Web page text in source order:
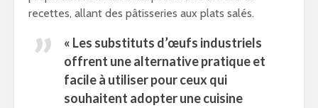
recettes, allant des pâtisseries aux plats salés.
« Les substituts d’œufs industriels
offrent une alternative pratique et
facile à utiliser pour ceux qui
souhaitent adopter une cuisine